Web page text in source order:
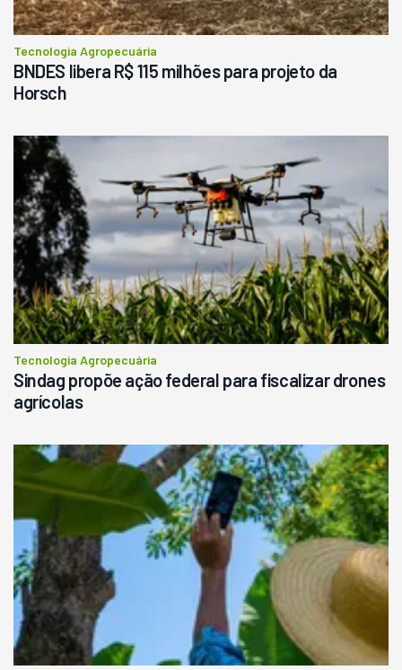
Tecnologia Agropecuária
BNDES libera R$ 115 milhões para projeto da
Horsch
Tecnologia Agropecuária
Sindag propõe ação federal para fiscalizar drones
agrícolas